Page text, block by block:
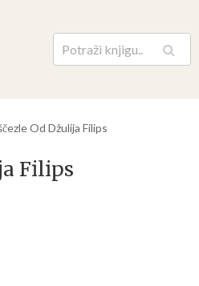
Pretraga
Od Džulija Filips
Filips